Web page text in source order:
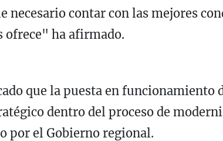
necesario contar con las mejores
ofrece" ha afirmado.
que la puesta en funcionamiento
dentro del proceso de
por el Gobierno regional.